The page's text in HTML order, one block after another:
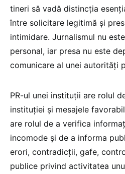
tineri să vadă distincția
între solicitare legitimă și
intimidare. Jurnalismul nu
personal, iar presa nu este
comunicare al unei autorități
PR-ul unei instituții are rolul
instituției și mesajele
are rolul de a verifica
incomode și de a informa
erori, contradicții, gafe,
publice privind activitatea